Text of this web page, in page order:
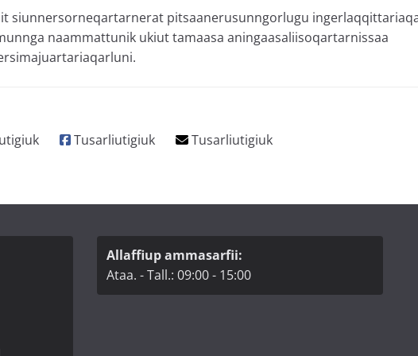
siunnersorneqartarnerat pitsaanerusunngorlugu
naammattunik ukiut tamaasa aningaasaliisoqartarnissaa
Allaffiup ammasarfii:
Ataa. - Tall.: 09:00 - 15:00